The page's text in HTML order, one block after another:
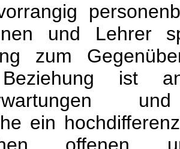
und Lehrer
zum
ist
ein